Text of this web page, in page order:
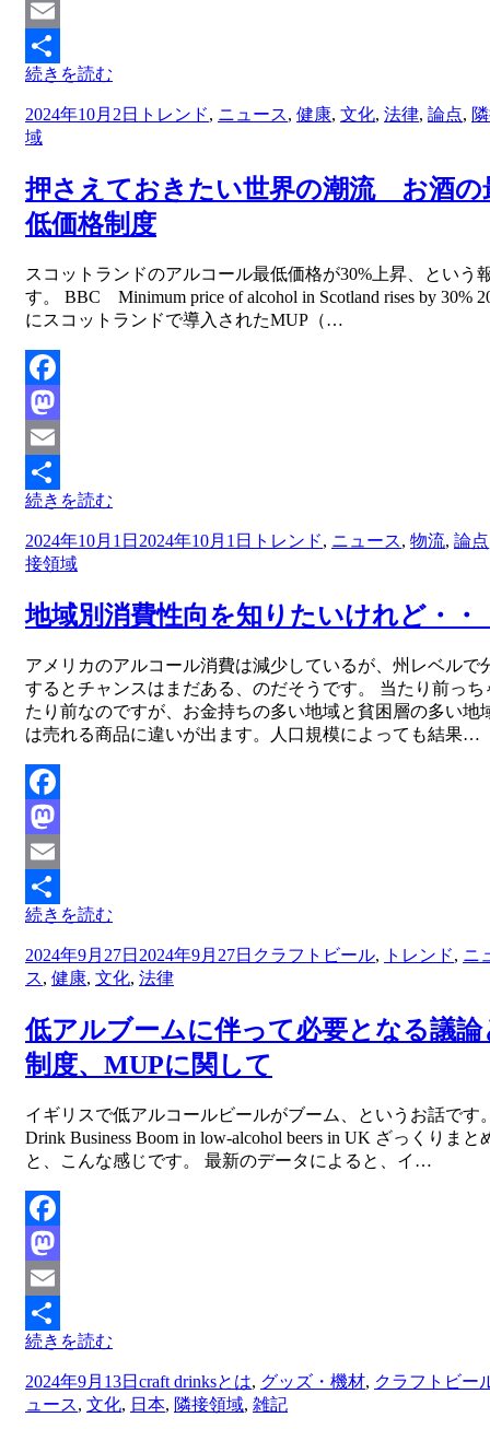
Mastodon
Email
共
有
続きを読む
投
稿
2024年10月2日 トレンド, ニュース, 健康, 文化, 法律, 論点,
域
押さえておきたい世界の潮流 お酒の
低価格制度
投稿者 master
スコットランドのアルコール最低価格が30%上昇、という
す。 BBC Minimum price of alcohol in Scotland rises by 30%
にスコットランドで導入されたMUP（…
Facebook
Mastodon
Email
共
有
続きを読む
投
稿
2024年10月1日 2024年10月1日 トレンド, ニュース, 物流, 論点
接領域
地域別消費性向を知りたいけれど・・
投稿者master
アメリカのアルコール消費は減少しているが、州レベルで
するとチャンスはまだある、のだそうです。 当たり前っち
たり前なのですが、お金持ちの多い地域と貧困層の多い地
は売れる商品に違いが出ます。人口規模によっても結果…
Facebook
Mastodon
Email
共
有
続きを読む
投
稿
2024年9月27日 2024年9月27日 クラフトビール, トレンド, ニ
ス, 健康, 文化, 法律
低アルブームに伴って必要となる議論
制度、MUPに関して
投稿者master
イギリスで低アルコールビールがブーム、というお話です
Drink Business Boom in low-alcohol beers in UK ざっくりまと
と、こんな感じです。 最新のデータによると、イ…
Facebook
Mastodon
Email
共
有
続きを読む
投
稿
2024年9月13日 craft drinksとは, グッズ・機材, クラフトビー
ュース, 文化, 日本, 隣接領域, 雑記